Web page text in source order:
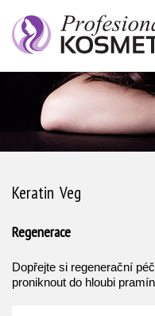
Keratin Veg
Regenerace
Dopřejte si regenerační
proniknout do hloubi